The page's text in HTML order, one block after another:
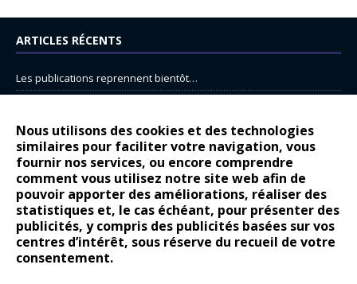
Nous utilisons des cookies et des technologies
similaires pour faciliter votre navigation, vous
fournir nos services, ou encore comprendre
comment vous utilisez notre site web afin de
pouvoir apporter des améliorations, réaliser des
statistiques et, le cas échéant, pour présenter des
publicités, y compris des publicités basées sur vos
centres d’intérêt, sous réserve du recueil de votre
consentement.
ARTICLES RÉCENTS
Les publications reprennent bientôt…
14 juillet : nouveau film de marque pour Citroën
Renault Espace : voyage, voyage…
Peugeot E-208 GTi : naissance d’une légende
COMMENTAIRES RÉCENTS
Bernard DardartdansDacia Sandero : pour les gens vrais